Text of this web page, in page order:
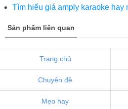
Tìm hiểu giá amply karaoke hay
Sản phẩm liên quan
Trang chủ
Chuyên đề
Mẹo hay